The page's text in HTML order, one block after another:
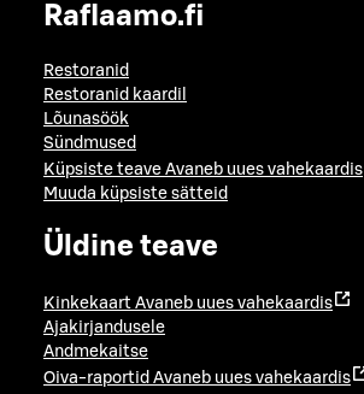
Raflaamo.fi
Restoranid
Restoranid kaardil
Lõunasöök
Sündmused
Küpsiste teave Avaneb uues vahekaardis
Muuda küpsiste sätteid
Üldine teave
Kinkekaart Avaneb uues vahekaardis
Ajakirjandusele
Andmekaitse
Oiva-raportid Avaneb uues vahekaardis